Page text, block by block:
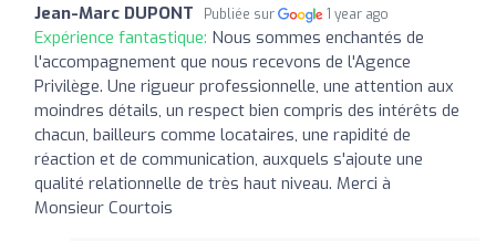
Jean-Marc DUPONT Publiée sur 1 year ago
Expérience fantastique: Nous sommes enchantés de
l'accompagnement que nous recevons de l'Agence
Privilège. Une rigueur professionnelle, une attention aux
moindres détails, un respect bien compris des intérêts de
chacun, bailleurs comme locataires, une rapidité de
réaction et de communication, auxquels s'ajoute une
qualité relationnelle de très haut niveau. Merci à
Monsieur Courtois